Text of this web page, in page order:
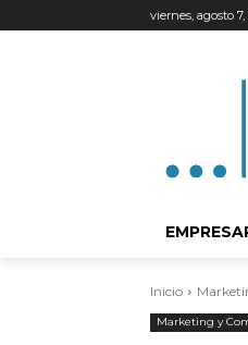
viernes, agosto 7,
Inicio
Marketing y